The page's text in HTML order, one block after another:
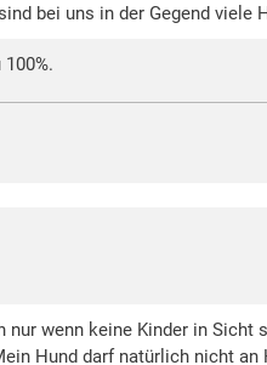
bei uns in der Gegend viele
wenn keine Kinder in Sicht
Hund darf natürlich nicht an